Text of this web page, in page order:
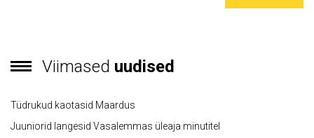
Viimased uudised
Tüdrukud kaotasid Maardus
Juuniorid langesid Vasalemmas üleaja minutitel